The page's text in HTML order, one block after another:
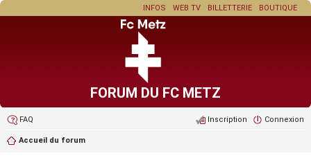
BOUTIQUE
BILLETTERIE
WEB TV
INFOS
FORUM DU FC METZ
FAQ Connexion
Inscription
Accueil du forum